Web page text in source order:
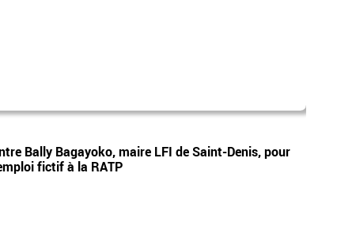
Bally Bagayoko, maire LFI de Saint-Denis, pour
fictif à la RATP